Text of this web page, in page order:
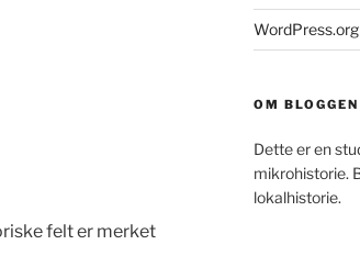
felt er merket
WordPress.org
OM BLOGGEN
Dette er en
mikrohistorie.
lokalhistorie.